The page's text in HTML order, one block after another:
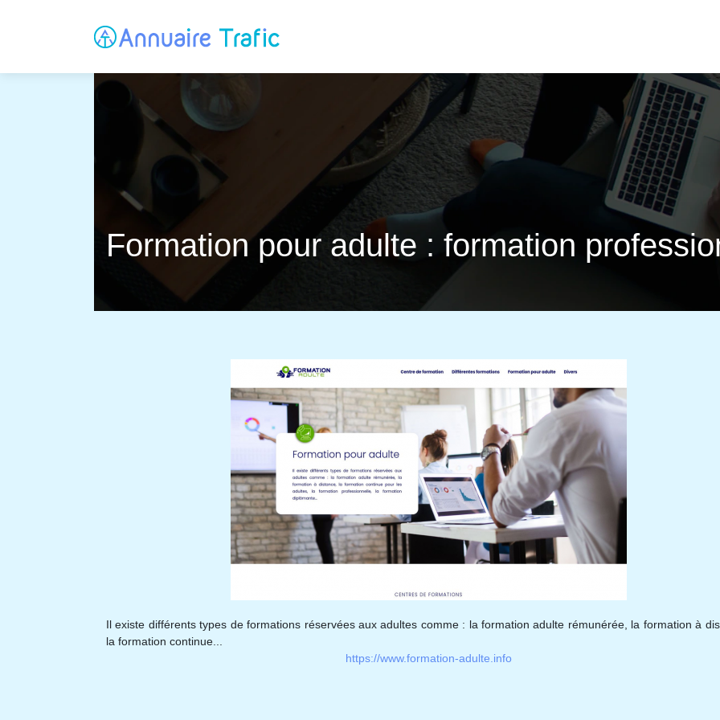
Formation pour adulte : formation
Il existe différents types de formations réservées aux adultes comme : la formation adulte rémunérée, la formation à
la formation continue...
https://www.formation-adulte.info